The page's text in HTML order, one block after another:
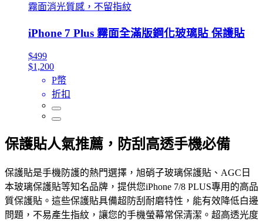
霧面消光質感，不留指紋
iPhone 7 Plus 霧面全滿版鋼化玻璃貼 保護貼
$499
$1,200
P幣
折扣
保護貼人氣推薦，防刮高透手機必備
保護貼是手機防護的熱門選擇，旭硝子玻璃保護貼、AGC日
本玻璃保護貼等知名品牌，提供您iPhone 7/8 PLUS專用的高品
質保護貼。這些保護貼具備超防刮耐磨特性，能有效降低白邊
問題，不易產生指紋，讓您的手機螢幕常保清潔。超高透光度